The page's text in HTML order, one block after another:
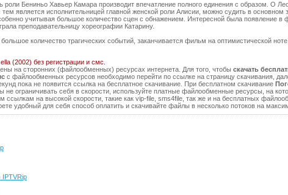
роли Бениньо Хавьер Камара производит впечатление полного единения с образом. О
является исполнительницей главной женской роли Алисии, можно судить в
учитывая большое количество сцен с обнажением. Интересной была появление
преподавательницу хореографии Катарину.
количество трагических событий, заканчивается фильм на оптимистической ноте.
(2002) без регистрации и смс.
на сторонних (файлообменных) ресурсах интернета. Для того, чтобы скачать
с файлообменных ресурсов необходимо перейти по ссылке на страницу скачивания,
пока не появится ссылка на бесплатное скачивание. При бесплатном скачивание
не ограничивать себя в скорости, используйте платные файлообменные ресурсы, на
ссылкам на высокой скорости, такие как vip-file, sms4file, так же и на бесплатных
удобный для себя способ оплатить и скачивайте файлы в несколько потоков на
IPTVRip